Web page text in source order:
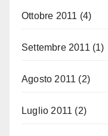
Ottobre 2011 (4)
Settembre 2011 (1)
Agosto 2011 (2)
Luglio 2011 (2)